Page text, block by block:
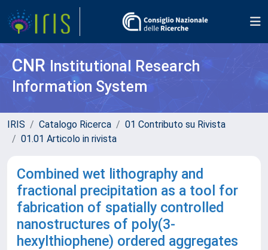
CNR Institutional Research
Information System
IRIS Catalogo Ricerca
01 Contributo su Rivista
01.01 Articolo in rivista
Combined wet lithography and
fractional precipitation as a tool for
fabrication of spatially controlled
nanostructures of poly(3-
hexylthiophene) ordered aggregates